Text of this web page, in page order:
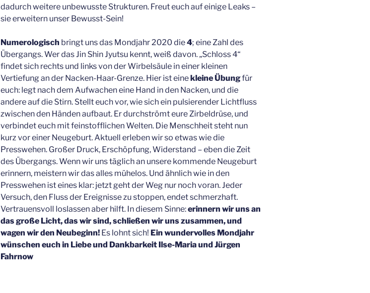
dadurch weitere unbewusste Strukturen. Freut euch auf einige Leaks –
sie erweitern unser Bewusst-Sein!
Numerologisch bringt uns das Mondjahr 2020 die4; eine Zahl des
Übergangs. Wer das Jin Shin Jyutsu kennt, weiß davon. „Schloss 4“
findet sich rechts und links von der Wirbelsäule in einer kleinen
Vertiefung an der Nacken-Haar-Grenze. Hier ist einekleine Übungfür
euch: legt nach dem Aufwachen eine Hand in den Nacken, und die
andere auf die Stirn. Stellt euch vor, wie sich ein pulsierender Lichtfluss
zwischen den Händen aufbaut. Er durchströmt eure Zirbeldrüse, und
verbindet euch mit feinstofflichen Welten. Die Menschheit steht nun
kurz vor einer Neugeburt. Aktuell erleben wir so etwas wie die
Presswehen. Großer Druck, Erschöpfung, Widerstand – eben die Zeit
des Übergangs. Wenn wir uns täglich an unsere kommende Neugeburt
erinnern, meistern wir das alles mühelos. Und ähnlich wie in den
Presswehen ist eines klar: jetzt geht der Weg nur noch voran. Jeder
Versuch, den Fluss der Ereignisse zu stoppen, endet schmerzhaft.
Vertrauensvoll loslassen aber hilft. In diesem Sinne:erinnern wir uns an
das große Licht, das wir sind, schließen wir uns zusammen, und
wagen wir den Neubeginn!Es lohnt sich! Ein wundervolles Mondjahr
wünschen euch in Liebe und Dankbarkeit Ilse-Maria und Jürgen
Fahrnow